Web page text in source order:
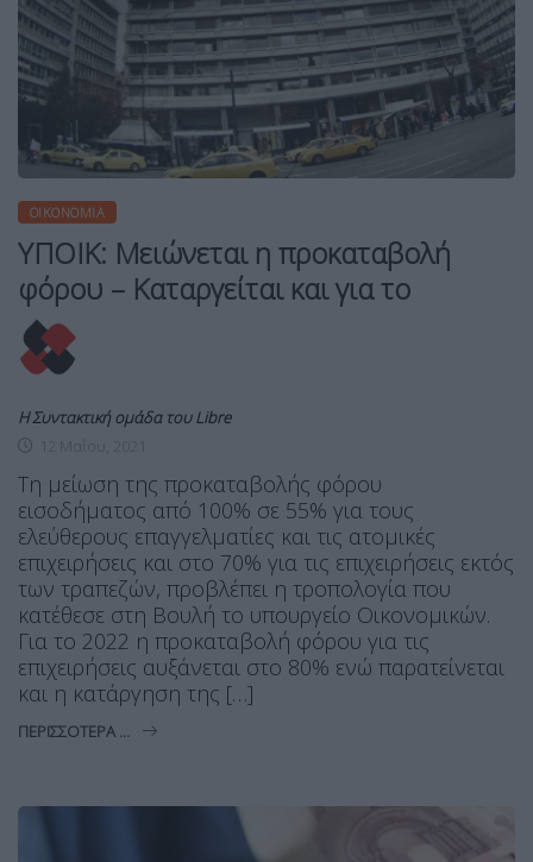
ΟΙΚΟΝΟΜΊΑ
ΥΠΟΙΚ: Μειώνεται η προκαταβολή
φόρου – Καταργείται και για το
Η Συντακτική ομάδα του Libre
Τη μείωση της προκαταβολής φόρου
εισοδήματος από 100% σε 55% για τους
ελεύθερους επαγγελματίες και τις ατομικές
επιχειρήσεις και στο 70% για τις επιχειρήσεις εκτός
των τραπεζών, προβλέπει η τροπολογία που
κατέθεσε στη Βουλή το υπουργείο Οικονομικών.
Για το 2022 η προκαταβολή φόρου για τις
επιχειρήσεις αυξάνεται στο 80% ενώ παρατείνεται
και η κατάργηση της […]
ΠΕΡΙΣΣΌΤΕΡΑ ...